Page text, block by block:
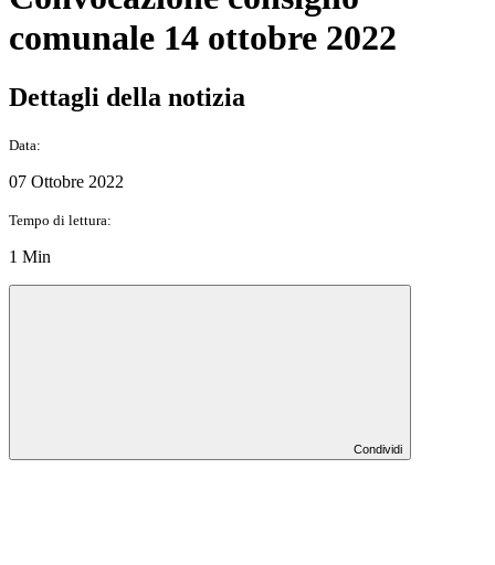
comunale 14 ottobre 2022
Dettagli della notizia
Data:
07 Ottobre 2022
Tempo di lettura:
1 Min
Condividi